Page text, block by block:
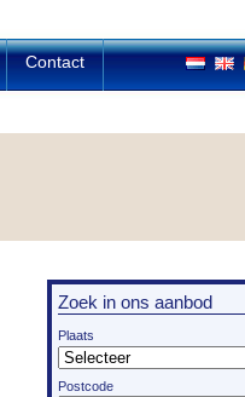
Contact
Zoek in ons aanbod
Plaats
Postcode